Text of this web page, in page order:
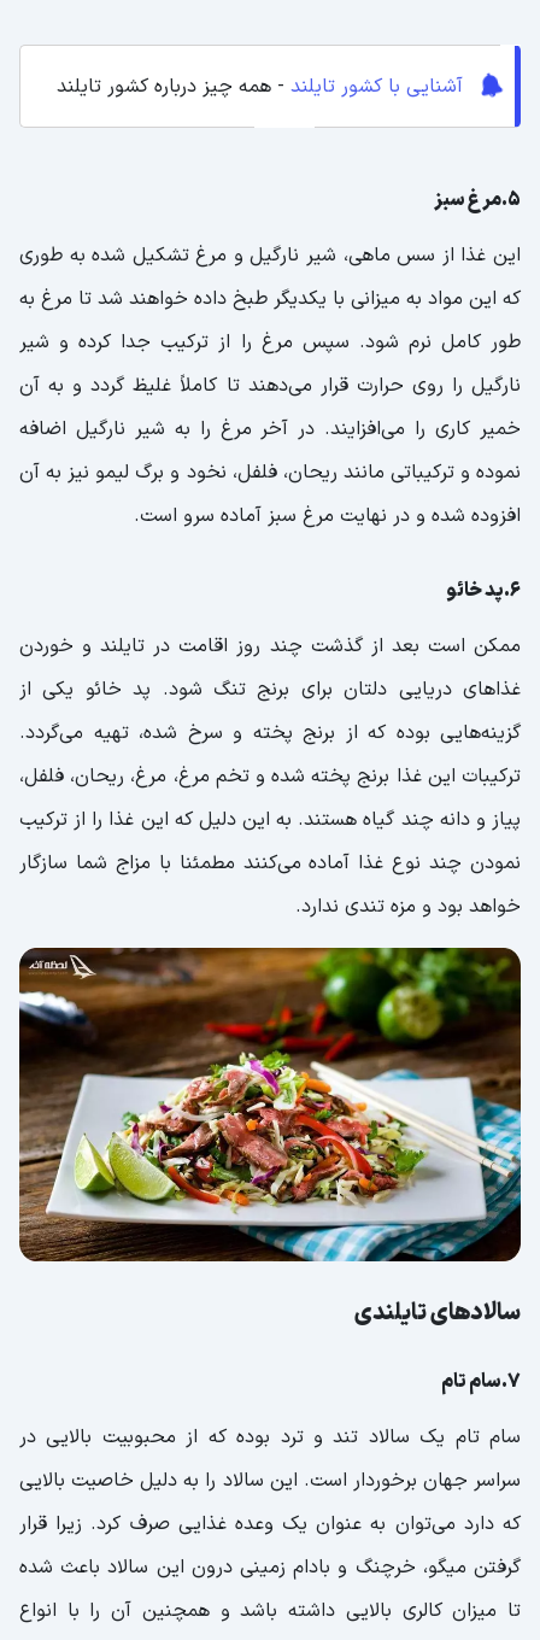
آشنایی با کشور تایلند - همه چیز درباره کشور تایلند
5.مرغ سبز
این غذا از سس ماهی، شیر نارگیل و مرغ تشکیل شده به طوری
که این مواد به میزانی با یکدیگر طبخ داده خواهند شد تا مرغ به
‌طور کامل نرم شود. سپس مرغ را از ترکیب جدا کرده و شیر
نارگیل را روی حرارت قرار می‌دهند تا کاملاً غلیظ گردد و به آن
خمیر کاری را می‌افزایند. در آخر مرغ را به شیر نارگیل اضافه
نموده و ترکیباتی مانند ریحان، فلفل، نخود و برگ لیمو نیز به آن
افزوده شده و در نهایت مرغ سبز آماده سرو است.
6.پد خائو
ممکن است بعد از گذشت چند روز اقامت در تایلند و خوردن
غذاهای دریایی دلتان برای برنج تنگ شود. پد خائو یکی از
گزینه‌هایی بوده که از برنج پخته و سرخ شده، تهیه می‌گردد.
ترکیبات این غذا برنج پخته شده و تخم ‌مرغ، مرغ، ریحان، فلفل،
پیاز و دانه‌ چند گیاه هستند. به این ‌دلیل که این غذا را از ترکیب
نمودن چند نوع غذا آماده می‌کنند مطمئنا با مزاج شما سازگار
خواهد بود و مزه تندی ندارد.
سالادهای تایلندی
7.سام تام
سام تام یک سالاد تند و ترد بوده که از محبوبیت بالایی در
سراسر جهان برخوردار است. این سالاد را به ‌دلیل خاصیت بالایی
که دارد می‌توان به‌ عنوان یک وعده غذایی صرف کرد. زیرا قرار
گرفتن میگو، خرچنگ و بادام زمینی درون این سالاد باعث شده
تا میزان کالری بالایی داشته باشد و همچنین آن را با انواع